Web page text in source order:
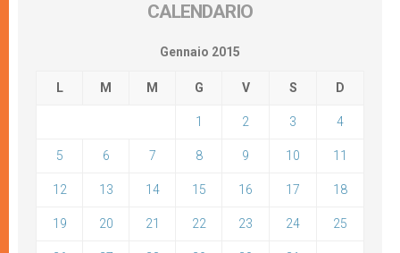
CALENDARIO
Gennaio 2015
L M M G V S D
1 2 3 4
5 6 7 8 9 10 11
12 13 14 15 16 17 18
19 20 21 22 23 24 25